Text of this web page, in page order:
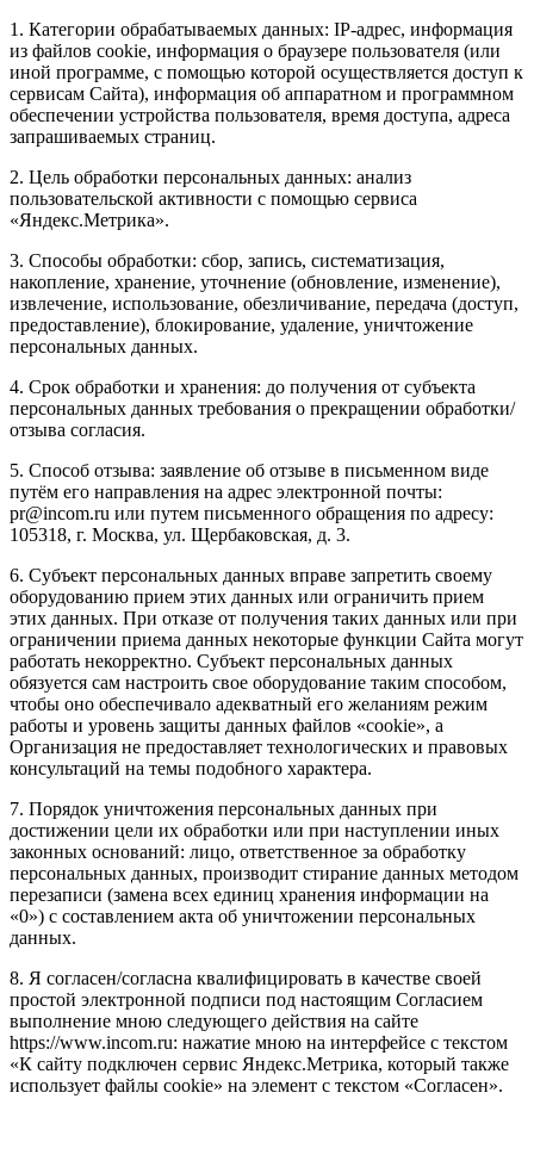
1. Категории обрабатываемых данных: IP-адрес, информация
из файлов cookie, информация о браузере пользователя (или
иной программе, с помощью которой осуществляется доступ к
сервисам Сайта), информация об аппаратном и программном
обеспечении устройства пользователя, время доступа, адреса
запрашиваемых страниц.
2. Цель обработки персональных данных: анализ
пользовательской активности с помощью сервиса
«Яндекс.Метрика».
3. Способы обработки: сбор, запись, систематизация,
накопление, хранение, уточнение (обновление, изменение),
извлечение, использование, обезличивание, передача (доступ,
предоставление), блокирование, удаление, уничтожение
персональных данных.
4. Срок обработки и хранения: до получения от субъекта
персональных данных требования о прекращении обработки/
отзыва согласия.
5. Способ отзыва: заявление об отзыве в письменном виде
путём его направления на адрес электронной почты:
pr@incom.ru или путем письменного обращения по адресу:
105318, г. Москва, ул. Щербаковская, д. 3.
6. Субъект персональных данных вправе запретить своему
оборудованию прием этих данных или ограничить прием
этих данных. При отказе от получения таких данных или при
ограничении приема данных некоторые функции Сайта могут
работать некорректно. Субъект персональных данных
обязуется сам настроить свое оборудование таким способом,
чтобы оно обеспечивало адекватный его желаниям режим
работы и уровень защиты данных файлов «cookie», а
Организация не предоставляет технологических и правовых
консультаций на темы подобного характера.
7. Порядок уничтожения персональных данных при
достижении цели их обработки или при наступлении иных
законных оснований: лицо, ответственное за обработку
персональных данных, производит стирание данных методом
перезаписи (замена всех единиц хранения информации на
«0») с составлением акта об уничтожении персональных
данных.
8. Я согласен/согласна квалифицировать в качестве своей
простой электронной подписи под настоящим Согласием
выполнение мною следующего действия на сайте
https://www.incom.ru: нажатие мною на интерфейсе с текстом
«К сайту подключен сервис Яндекс.Метрика, который также
использует файлы cookie» на элемент с текстом «Согласен».